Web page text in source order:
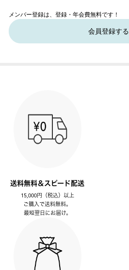
メンバー登録は、登録・年会費無料です！
会員登録する
送料無料＆スピード配送
15,000円（税込）以上
ご購入で送料無料。
最短翌日にお届け。